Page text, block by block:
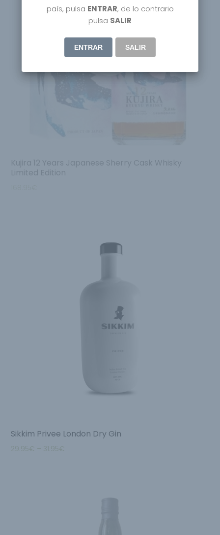
Agotado
Kujira 12 Years Japanese Sherry Cask Whisky
Limited Edition
Sikkim Privee London Dry Gin
29.95€ – 31.95€
país, pulsa ENTRAR, de lo contrario
pulsa SALIR
ENTRAR SALIR